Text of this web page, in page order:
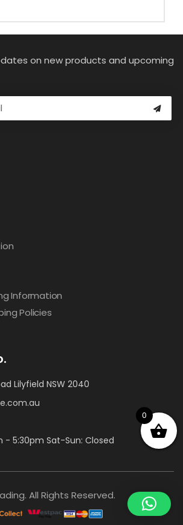
on new products and upcoming
Information
Policies
Lilyfield NSW 2040
- 5:30pm Sat-Sun: Closed
All Rights Reserved.
0